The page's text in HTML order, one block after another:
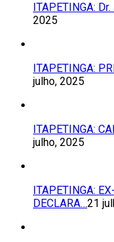
ITAPETINGA:
2025
ITAPETINGA:
julho, 2025
ITAPETINGA:
julho, 2025
ITAPETINGA:
DECLARA…21